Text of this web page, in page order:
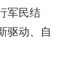
军民结
驱动、自